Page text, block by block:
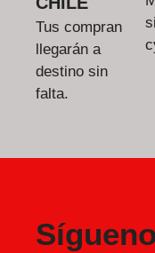
Tus compran
llegarán a
destino sin
falta.